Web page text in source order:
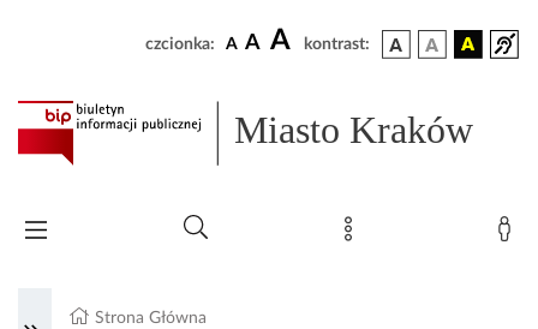
czcionka: A A A kontrast:
Miasto Kraków
Strona Główna